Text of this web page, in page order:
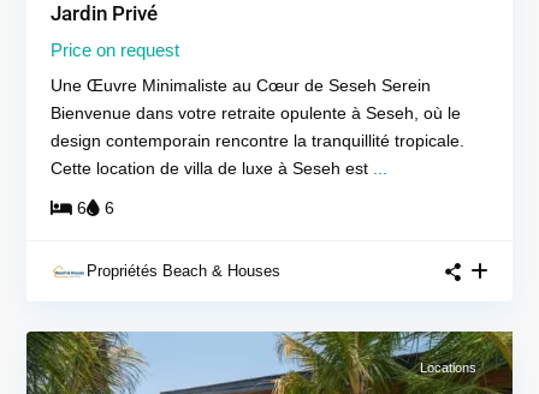
Jardin Privé
Price on request
Une Œuvre Minimaliste au Cœur de Seseh Serein
Bienvenue dans votre retraite opulente à Seseh, où le
design contemporain rencontre la tranquillité tropicale.
Cette location de villa de luxe à Seseh est ...
6 6
Propriétés Beach & Houses
Locations